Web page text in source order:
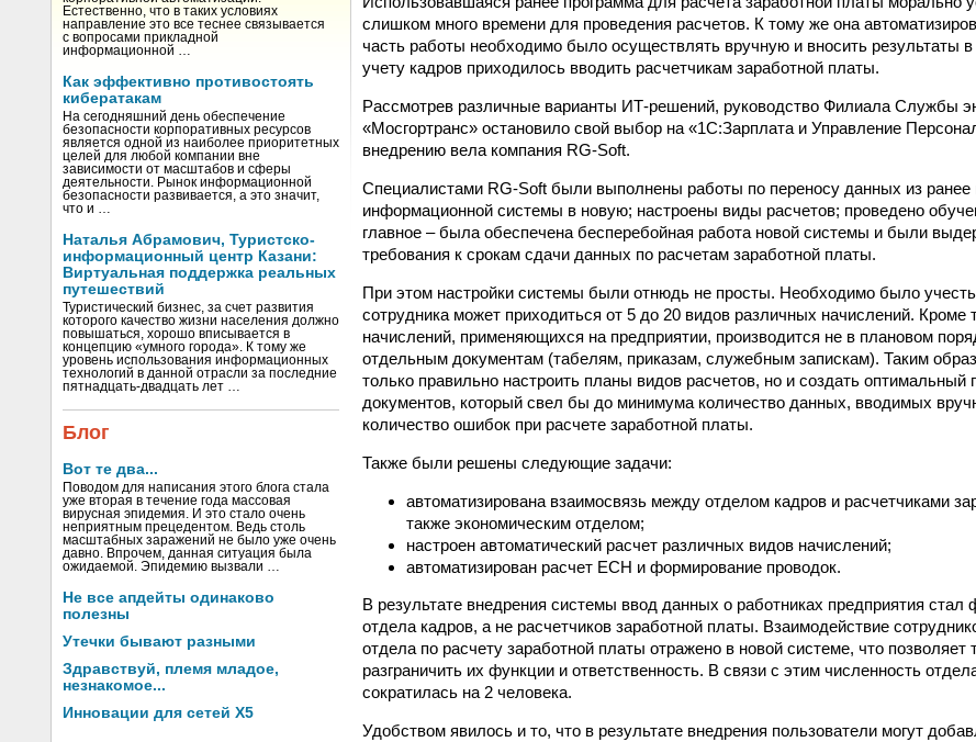
Естественно, что в таких условиях
направление это все теснее связывается
с вопросами прикладной
информационной …
Как эффективно противостоять
кибератакам
На сегодняшний день обеспечение
безопасности корпоративных ресурсов
является одной из наиболее приоритетных
целей для любой компании вне
зависимости от масштабов и сферы
деятельности. Рынок информационной
безопасности развивается, а это значит,
что и …
Наталья Абрамович, Туристско-
информационный центр Казани:
Виртуальная поддержка реальных
путешествий
Туристический бизнес, за счет развития
которого качество жизни населения должно
повышаться, хорошо вписывается в
концепцию «умного города». К тому же
уровень использования информационных
технологий в данной отрасли за последние
пятнадцать-двадцать лет …
Блог
Вот те два...
Поводом для написания этого блога стала
уже вторая в течение года массовая
вирусная эпидемия. И это стало очень
неприятным прецедентом. Ведь столь
масштабных заражений не было уже очень
давно. Впрочем, данная ситуация была
ожидаемой. Эпидемию вызвали …
Не все апдейты одинаково
полезны
Утечки бывают разными
Здравствуй, племя младое,
незнакомое...
Инновации для сетей X5
слишком много времени для проведения расчетов. К тому же она
часть работы необходимо было осуществлять вручную и вносить результаты
учету кадров приходилось вводить расчетчикам заработной платы.
Рассмотрев различные варианты ИТ-решений, руководство Филиала Службы
«Мосгортранс» остановило свой выбор на «1С:Зарплата и Управление
внедрению вела компания RG-Soft.
Специалистами RG-Soft были выполнены работы по переносу данных из ранее
информационной системы в новую; настроены виды расчетов; проведено
главное – была обеспечена бесперебойная работа новой системы и были
требования к срокам сдачи данных по расчетам заработной платы.
При этом настройки системы были отнюдь не просты. Необходимо было
сотрудника может приходиться от 5 до 20 видов различных начислений. Кроме
начислений, применяющихся на предприятии, производится не в плановом
отдельным документам (табелям, приказам, служебным запискам). Таким
только правильно настроить планы видов расчетов, но и создать оптимальный
документов, который свел бы до минимума количество данных, вводимых
количество ошибок при расчете заработной платы.
Также были решены следующие задачи:
автоматизирована взаимосвязь между отделом кадров и расчетчиками
также экономическим отделом;
настроен автоматический расчет различных видов начислений;
автоматизирован расчет ЕСН и формирование проводок.
В результате внедрения системы ввод данных о работниках предприятия стал
отдела кадров, а не расчетчиков заработной платы. Взаимодействие
отдела по расчету заработной платы отражено в новой системе, что позволяет
разграничить их функции и ответственность. В связи с этим численность
сократилась на 2 человека.
Удобством явилось и то, что в результате внедрения пользователи могут